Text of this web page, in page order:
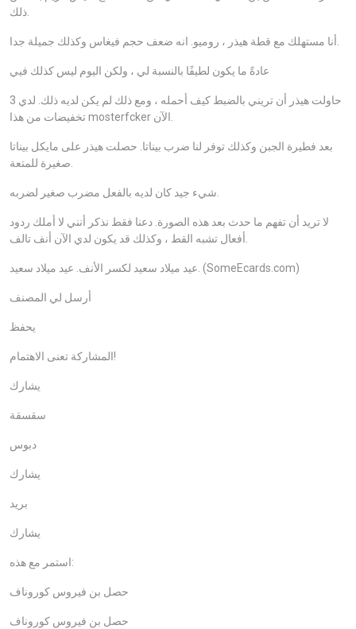
عادةً ما يكون لطيفًا بالنسبة لي ، ولكن اليوم ليس كذلك فيي
حاولت هيذر أن تريني بالضبط كيف أحمله ، ومع ذلك لم يكن لديه ذلك. لدي 3
بعد فطيرة الجبن وكذلك توفر لنا ضرب بيناتا. حصلت هيذر على مايكل بيناتا
لا تريد أن تفهم ما حدث بعد هذه الصورة. دعنا فقط نذكر أنني لا أملك ردود
عيد ميلاد سعيد لكسر الأنف. عيد ميلاد سعيد. (SomeEcards.com)
أرسل لي المصنف
يحفظ
المشاركة تعنى الاهتمام!
يشارك
سقسقة
دبوس
يشارك
بريد
يشارك
استمر مع هذه:
حصل بن فيروس كوروناف
حصل بن فيروس كوروناف